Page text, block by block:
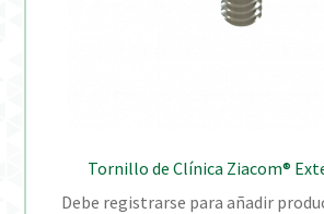
Tornillo de Clínica Ziacom®
Debe registrarse para añadir